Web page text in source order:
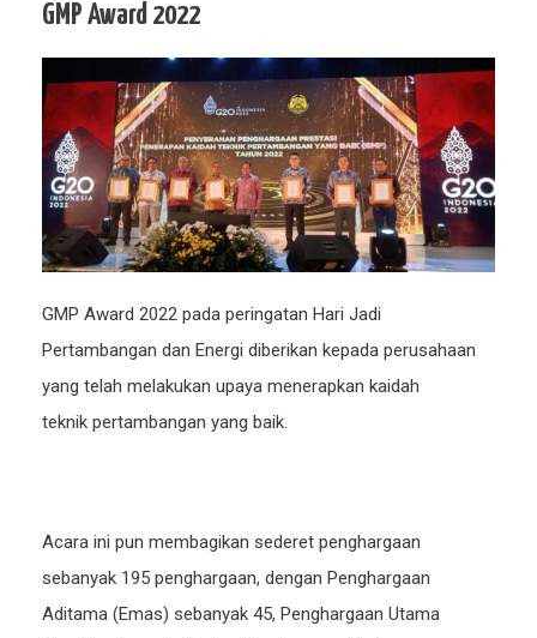
GMP Award 2022
GMP Award 2022 pada peringatan Hari Jadi
Pertambangan dan Energi diberikan kepada perusahaan
yang telah melakukan upaya menerapkan kaidah
teknik pertambangan yang baik.
Acara ini pun membagikan sederet penghargaan
sebanyak 195 penghargaan, dengan Penghargaan
Aditama (Emas) sebanyak 45, Penghargaan Utama